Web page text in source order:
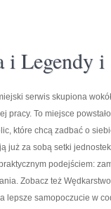
i Legendy
serwis skupiona
pracy. To miejsce
które chcą zadbać o
już za sobą setki
podejściem:
Zobacz też
lepsze samopoczucie w